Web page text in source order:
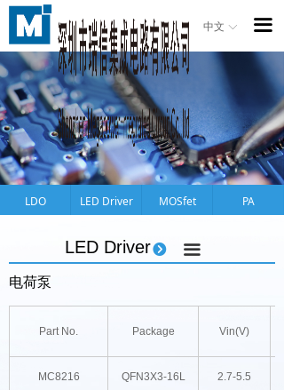
끀
首页
产品
应用
关于公司
法律声明
品质保证
新闻资讯
联系我们
ꀅ
中文
LDO LED Driver MOSfet PA
LED Driver
Part No. Package Vin(V)
MC8216 QFN3X3-16L 2.7-5.5
电荷泵
뀹 끀